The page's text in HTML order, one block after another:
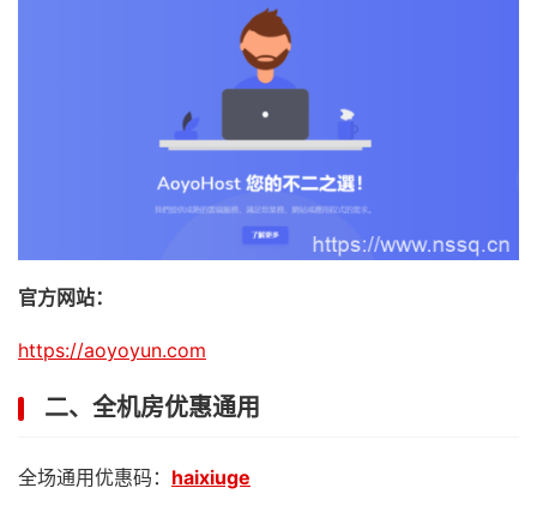
官方网站：
https://aoyoyun.com
二、全机房优惠通用
全场通用优惠码： haixiuge